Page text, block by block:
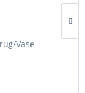
Vase